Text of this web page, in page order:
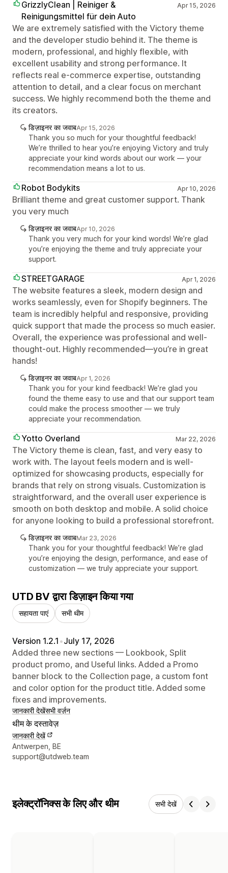
GrizzlyClean | Reiniger &
Reinigungsmittel für dein Auto
Apr 15, 2026
We are extremely satisfied with the Victory theme
and the developer studio behind it. The theme is
modern, professional, and highly flexible, with
excellent usability and strong performance. It
reflects real e-commerce expertise, outstanding
attention to detail, and a clear focus on merchant
success. We highly recommend both the theme and
its creators.
डिज़ाइनर का जवाबApr 15, 2026
Thank you so much for your thoughtful feedback!
We’re thrilled to hear you’re enjoying Victory and truly
appreciate your kind words about our work — your
recommendation means a lot to us.
Robot Bodykits Apr 10, 2026
Brilliant theme and great customer support. Thank
you very much
डिज़ाइनर का जवाबApr 10, 2026
Thank you very much for your kind words! We’re glad
you’re enjoying the theme and truly appreciate your
support.
STREETGARAGE Apr 1, 2026
The website features a sleek, modern design and
works seamlessly, even for Shopify beginners. The
team is incredibly helpful and responsive, providing
quick support that made the process so much easier.
Overall, the experience was professional and well-
thought-out. Highly recommended—you’re in great
hands!
डिज़ाइनर का जवाबApr 1, 2026
Thank you for your kind feedback! We’re glad you
found the theme easy to use and that our support team
could make the process smoother — we truly
appreciate your recommendation.
Yotto Overland Mar 22, 2026
The Victory theme is clean, fast, and very easy to
work with. The layout feels modern and is well-
optimized for showcasing products, especially for
brands that rely on strong visuals. Customization is
straightforward, and the overall user experience is
smooth on both desktop and mobile. A solid choice
for anyone looking to build a professional storefront.
डिज़ाइनर का जवाबMar 23, 2026
Thank you for your thoughtful feedback! We’re glad
you’re enjoying the design, performance, and ease of
customization — we truly appreciate your support.
UTD BV द्वारा डिज़ाइन किया गया
सहायता पाएं सभी थीम
Version 1.2.1 •July 17, 2026
Added three new sections — Lookbook, Split
product promo, and Useful links. Added a Promo
banner block to the Collection page, a custom font
and color option for the product title. Added some
fixes and improvements.
जानकारी देखेंसभी वर्ज़न
थीम के दस्तावेज़
जानकारी देखें
डिज़ाइनर के संपर्क की जानकारी
Antwerpen, BE
support@utdweb.team
इलेक्ट्रॉनिक्स के लिए और थीम सभी देखें